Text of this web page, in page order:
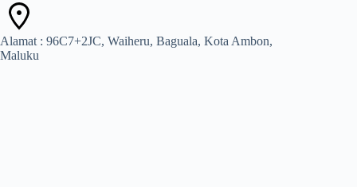
Alamat : 96C7+2JC, Waiheru, Baguala, Kota Ambon,
Maluku